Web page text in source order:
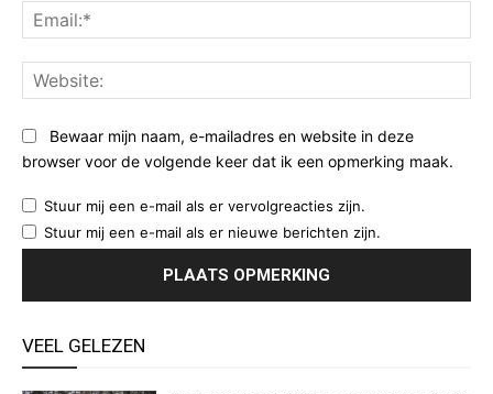
Bewaar mijn naam, e-mailadres en website in deze
browser voor de volgende keer dat ik een opmerking maak.
Stuur mij een e-mail als er vervolgreacties zijn.
Stuur mij een e-mail als er nieuwe berichten zijn.
VEEL GELEZEN